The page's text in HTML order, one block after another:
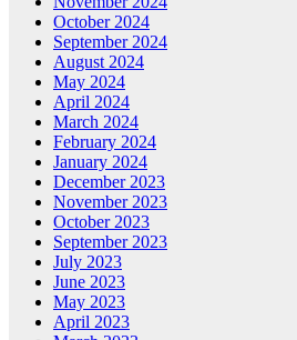
October 2024
September 2024
August 2024
May 2024
April 2024
March 2024
February 2024
January 2024
December 2023
November 2023
October 2023
September 2023
July 2023
June 2023
May 2023
April 2023